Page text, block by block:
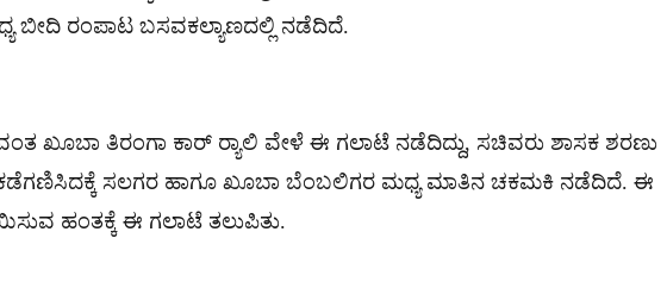
ಬೀದಿ ರಂಪಾಟ ಬಸವಕಲ್ಯಾಣದಲ್ಲಿ ನಡೆದಿದೆ.
ಖೂಬಾ ತಿರಂಗಾ ಕಾರ್ ರ‍್ಯಾಲಿ ವೇಳೆ ಈ ಗಲಾಟೆ ನಡೆದಿದ್ದು, ಸಚಿವರು ಶಾಸಕ ಶರಣು
ಸಲಗರ ಹಾಗೂ ಖೂಬಾ ಬೆಂಬಲಿಗರ ಮಧ್ಯ ಮಾತಿನ ಚಕಮಕಿ ನಡೆದಿದೆ. ಈ
ಹಂತಕ್ಕೆ ಈ ಗಲಾಟೆ ತಲುಪಿತು.